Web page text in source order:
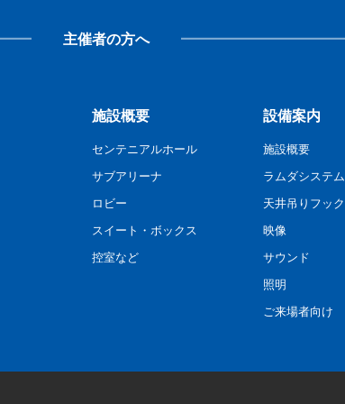
主催者の方へ
施設概要
センテニアルホール
サブアリーナ
ロビー
スイート・ボックス
控室など
設備案内
施設概要
ラムダシステム
天井吊りフック
映像
サウンド
照明
ご来場者向け